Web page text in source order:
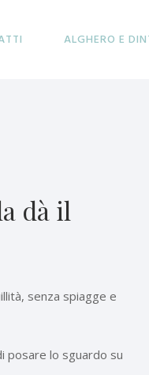
ALGHERO E
dà il
senza spiagge e
posare lo sguardo su